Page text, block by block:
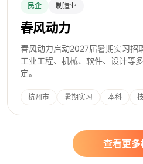
民企 制造业
春风动力
春风动力启动2027届暑期实习招
工业工程、机械、软件、设计等
定。
杭州市 暑期实习 本科
春风动力
查看更多